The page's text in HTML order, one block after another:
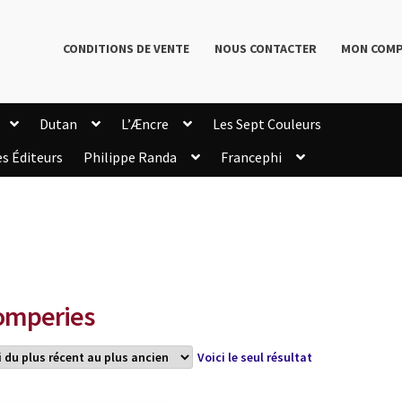
CONDITIONS DE VENTE NOUS CONTACTER MON
Dutan L’Æncre
Les Sept Couleurs
Éditeurs Philippe Randa
Francephi
Voici le seul résultat